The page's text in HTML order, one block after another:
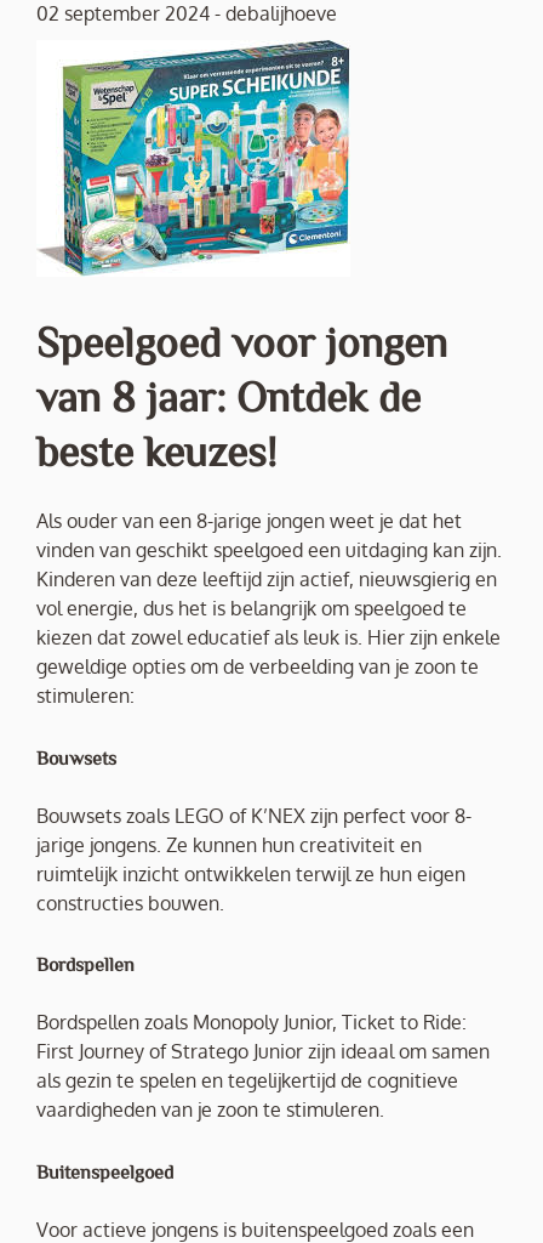
02 september 2024 - debalijhoeve
Speelgoed voor jongen
van 8 jaar: Ontdek de
beste keuzes!
Als ouder van een 8-jarige jongen weet je dat het
vinden van geschikt speelgoed een uitdaging kan zijn.
Kinderen van deze leeftijd zijn actief, nieuwsgierig en
vol energie, dus het is belangrijk om speelgoed te
kiezen dat zowel educatief als leuk is. Hier zijn enkele
geweldige opties om de verbeelding van je zoon te
stimuleren:
Bouwsets
Bouwsets zoals LEGO of K’NEX zijn perfect voor 8-
jarige jongens. Ze kunnen hun creativiteit en
ruimtelijk inzicht ontwikkelen terwijl ze hun eigen
constructies bouwen.
Bordspellen
Bordspellen zoals Monopoly Junior, Ticket to Ride:
First Journey of Stratego Junior zijn ideaal om samen
als gezin te spelen en tegelijkertijd de cognitieve
vaardigheden van je zoon te stimuleren.
Buitenspeelgoed
Voor actieve jongens is buitenspeelgoed zoals een